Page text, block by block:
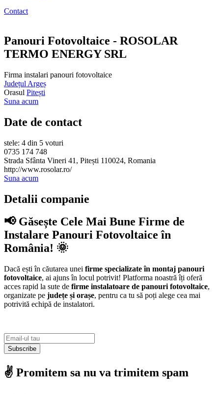
Contact
Panouri Fotovoltaice - ROSOLAR
TERMO ENERGY SRL
Firma instalari panouri fotovoltaice
Județul Argeș
Orasul Pitești
Suna acum
Date de contact
stele: 4 din 5 voturi
0735 174 748
Strada Sfânta Vineri 41, Pitești 110024, Romania
http://www.rosolar.ro/
Suna acum
Detalii companie
📢 Găsește Cele Mai Bune Firme de
Instalare Panouri Fotovoltaice în
România! 🌞
Dacă ești în căutarea unei firme specializate în montaj panouri
fotovoltaice, ai ajuns în locul potrivit! Platforma noastră îți oferă
acces rapid la sute de firme instalatoare de panouri fotovoltaice,
organizate pe județe și orașe, pentru ca tu să poți alege cea mai
potrivită echipă de instalatori.
Subscribe
✌️ Promitem sa nu va trimitem spam